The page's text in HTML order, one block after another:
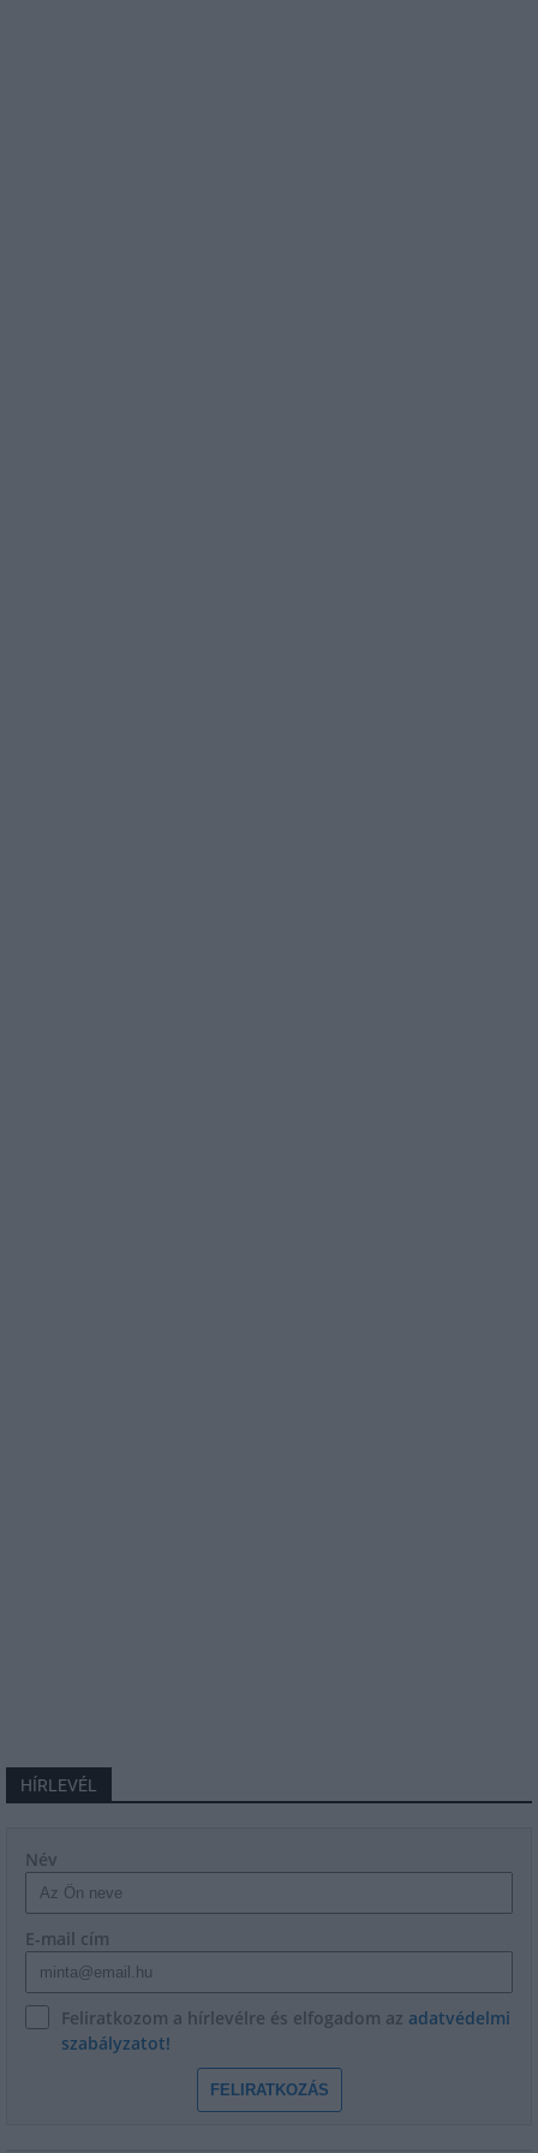
HÍRLEVÉL
Név
E-mail cím
Feliratkozom a hírlevélre és elfogadom az adatvédelmi
szabályzatot!
FELIRATKOZÁS